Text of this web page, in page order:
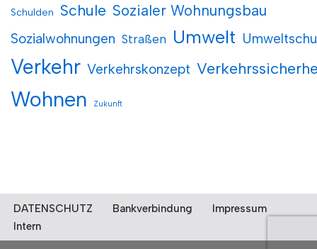
Schulden Schule Sozialer Wohnungsbau
Sozialwohnungen Straßen Umwelt
Verkehr Verkehrskonzept
Wohnen Zukunft
DATENSCHUTZ Bankverbindung
Impressum
Intern